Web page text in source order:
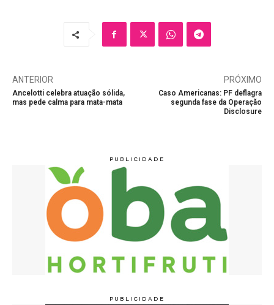
ANTERIOR
Ancelotti celebra atuação sólida,
mas pede calma para mata-mata
PRÓXIMO
Caso Americanas: PF deflagra
segunda fase da Operação
Disclosure